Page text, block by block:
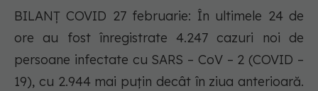
BILANȚ COVID 27 februarie: În ultimele 24 de
ore au fost înregistrate 4.247 cazuri noi de
persoane infectate cu SARS – CoV – 2 (COVID –
19), cu 2.944 mai puțin decât în ziua anterioară.